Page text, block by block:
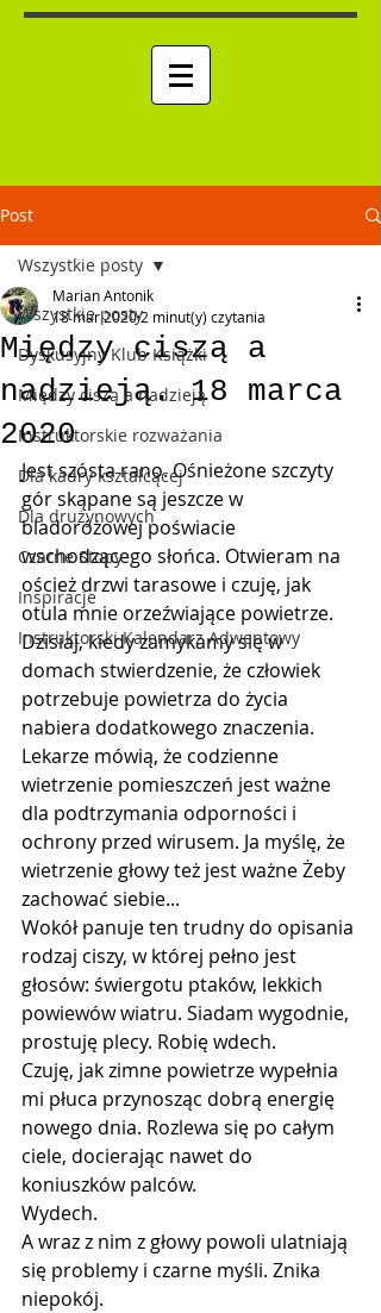
RPM "RĘKA
Post
Wszystkie posty
Dyskusyjny Klub Książki
Między ciszą a nadzieją
Instruktorskie rozważania
Dla kadry kształcącej
Dla drużynowych
Czarne Stopy
Inspiracje
Instruktorski Kalendarz Adwentowy
Wszystkie posty
Między ciszą a
nadzieją. 18 marca
2020
Marian Antonik
18 mar 20202 minut(y) czytania
Jest szósta rano. Ośnieżone szczyty
gór skąpane są jeszcze w
bladoróżowej poświacie
wschodzącego słońca. Otwieram na
oścież drzwi tarasowe i czuję, jak
otula mnie orzeźwiające powietrze.
Dzisiaj, kiedy zamykamy się w
domach stwierdzenie, że człowiek
potrzebuje powietrza do życia
nabiera dodatkowego znaczenia.
Lekarze mówią, że codzienne
wietrzenie pomieszczeń jest ważne
dla podtrzymania odporności i
ochrony przed wirusem. Ja myślę, że
wietrzenie głowy też jest ważne Żeby
zachować siebie...
Wokół panuje ten trudny do opisania
rodzaj ciszy, w której pełno jest
głosów: świergotu ptaków, lekkich
powiewów wiatru. Siadam wygodnie,
prostuję plecy. Robię wdech.
Czuję, jak zimne powietrze wypełnia
mi płuca przynosząc dobrą energię
nowego dnia. Rozlewa się po całym
ciele, docierając nawet do
koniuszków palców.
Wydech.
A wraz z nim z głowy powoli ulatniają
się problemy i czarne myśli. Znika
niepokój.